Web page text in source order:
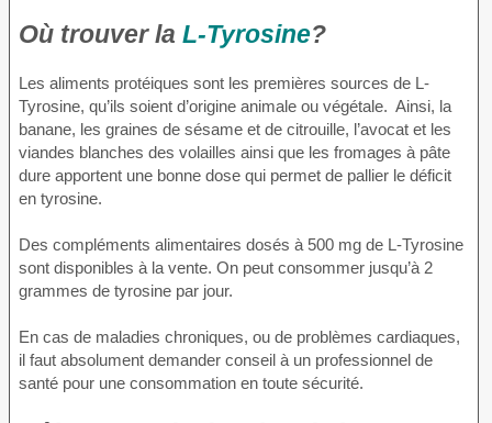
Où trouver la L-Tyrosine?
Les aliments protéiques sont les premières sources de L-
Tyrosine, qu’ils soient d’origine animale ou végétale. Ainsi, la
banane, les graines de sésame et de citrouille, l’avocat et les
viandes blanches des volailles ainsi que les fromages à pâte
dure apportent une bonne dose qui permet de pallier le déficit
en tyrosine.
Des compléments alimentaires dosés à 500 mg de L-Tyrosine
sont disponibles à la vente. On peut consommer jusqu’à 2
grammes de tyrosine par jour.
En cas de maladies chroniques, ou de problèmes cardiaques,
il faut absolument demander conseil à un professionnel de
santé pour une consommation en toute sécurité.